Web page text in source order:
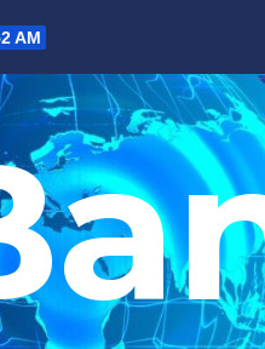
AM